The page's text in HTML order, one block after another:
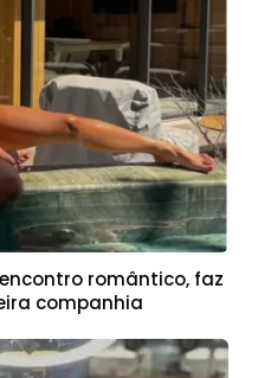
romântico, faz
companhia